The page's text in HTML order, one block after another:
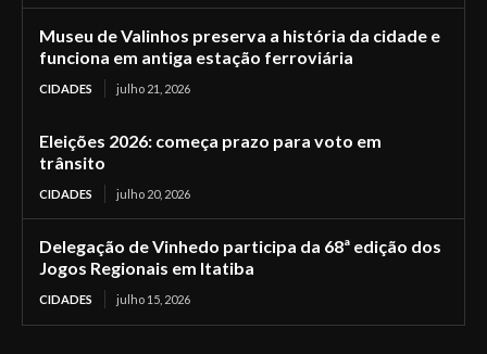
Museu de Valinhos preserva a história da cidade e
funciona em antiga estação ferroviária
CIDADES julho 21, 2026
Eleições 2026: começa prazo para voto em
trânsito
CIDADES julho 20, 2026
Delegação de Vinhedo participa da 68ª edição dos
Jogos Regionais em Itatiba
CIDADES julho 15, 2026